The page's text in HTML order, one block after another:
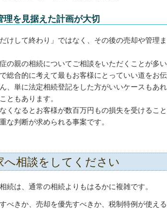
理を見据えた計画が大切
けして終わり」ではなく、その後の売却や管理ま
の親の相続についてご相談をいただくことが多
総合的に考えて最もお客様にとっていい道をお
、単に法定相続登記をした方がいいケースもあ
ともあります。
くなるとお客様が数百万円もの損失を受けるこ
な判断が求められる事案です。
へ相談をしてください
続は、通常の相続よりもはるかに複雑です。
べきか、売却を優先すべきか、税制特例が使え